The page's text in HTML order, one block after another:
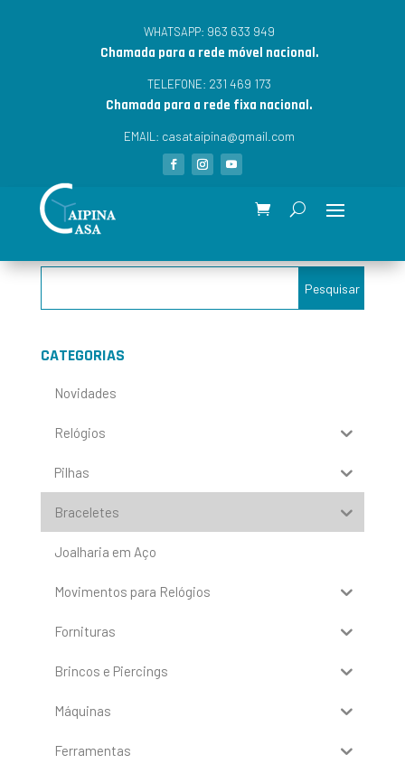
WHATSAPP: 963 633 949
Chamada para a rede móvel nacional.
TELEFONE: 231 469 173
Chamada para a rede fixa nacional.
EMAIL: casataipina@gmail.com
CATEGORIAS
Novidades
Relógios
Pilhas
Braceletes
Joalharia em Aço
Movimentos para Relógios
Fornituras
Brincos e Piercings
Máquinas
Ferramentas